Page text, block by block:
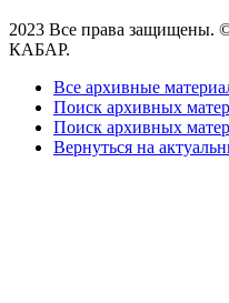
2023 Все права защищены.
КАБАР.
Все архивные
Поиск архивных
Поиск архивных
Вернуться на